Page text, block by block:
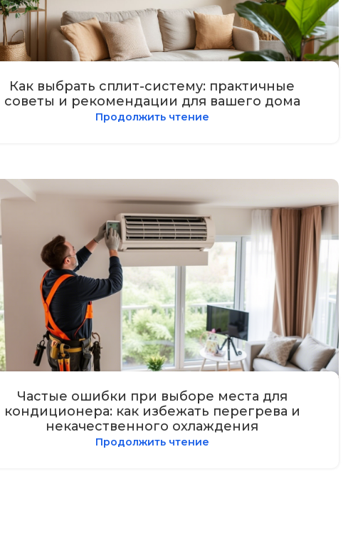
Как выбрать сплит-систему: практичные
советы и рекомендации для вашего дома
Продолжить чтение
Частые ошибки при выборе места для
кондиционера: как избежать перегрева и
некачественного охлаждения
Продолжить чтение